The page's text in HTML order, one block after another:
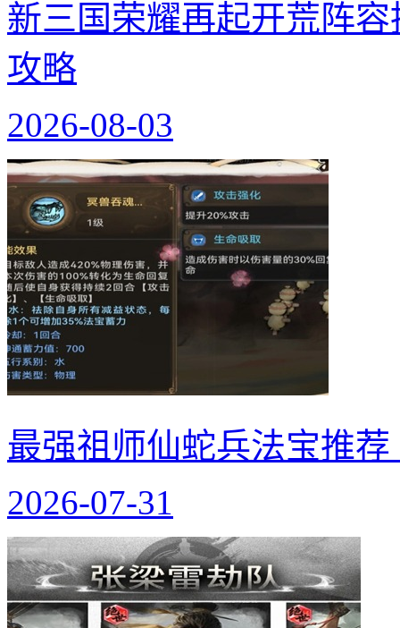
新三国荣耀再起开荒阵
攻略
2026-08-03
最强祖师仙蛇兵法宝推
2026-07-31